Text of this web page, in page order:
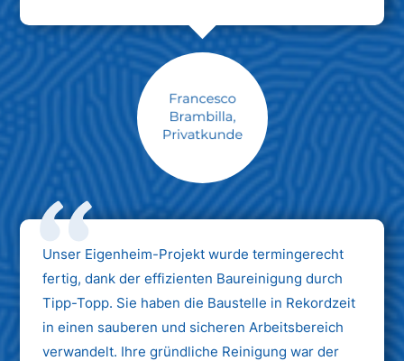
Max Mustermann
Unternehmen AG
Unser Eigenheim-Projekt wurde termingerecht
fertig, dank der effizienten Baureinigung durch
Tipp-Topp. Sie haben die Baustelle in Rekordzeit
in einen sauberen und sicheren Arbeitsbereich
verwandelt. Ihre gründliche Reinigung war der